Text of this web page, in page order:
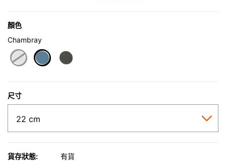
顏色
Chambray
尺寸
貨存狀態: 有貨